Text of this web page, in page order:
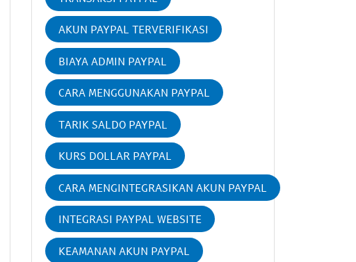
AKUN PAYPAL TERVERIFIKASI
BIAYA ADMIN PAYPAL
CARA MENGGUNAKAN PAYPAL
TARIK SALDO PAYPAL
KURS DOLLAR PAYPAL
CARA MENGINTEGRASIKAN AKUN PAYPAL
INTEGRASI PAYPAL WEBSITE
KEAMANAN AKUN PAYPAL